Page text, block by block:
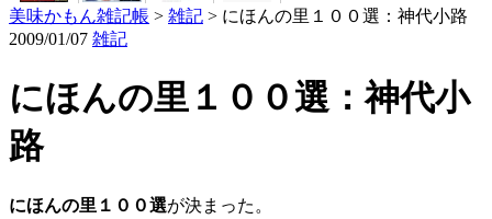
美味かもん雑記帳 > 雑記 > にほんの里１００選：神代小路
2009/01/07 雑記
にほんの里１００選：神代小
路
にほんの里１００選が決まった。